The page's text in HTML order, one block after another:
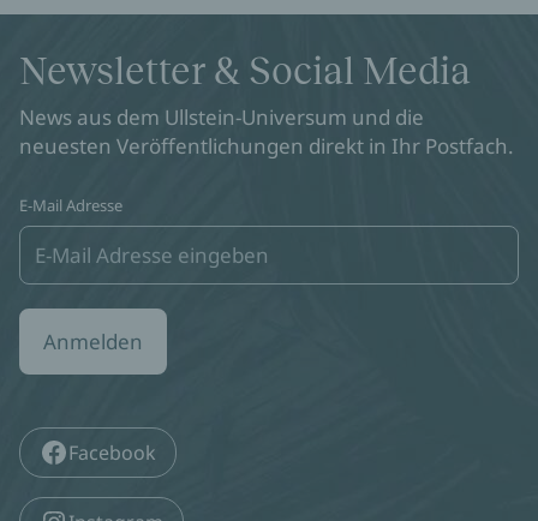
Newsletter & Social Media
News aus dem Ullstein-Universum und die
neuesten Veröffentlichungen direkt in Ihr Postfach.
E-Mail Adresse
Anmelden
Facebook